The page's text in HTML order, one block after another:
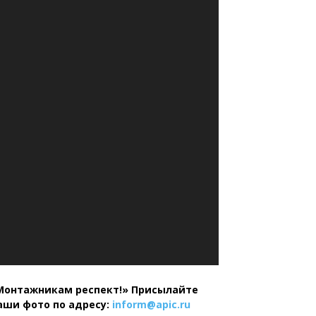
респект!» Присылайте
фото по адресу: inform@apic.ru